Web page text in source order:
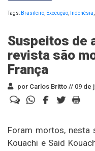
Tags: Brasileiro Execução Indonésia
Suspeitos de
revista são
França
por Carlos Britto // 09 de
Foram mortos, nesta
Kouachi e Said